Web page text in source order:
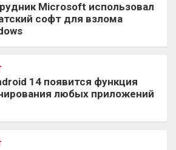
Microsoft использовал
софт для взлома
14 появится функция
любых приложений